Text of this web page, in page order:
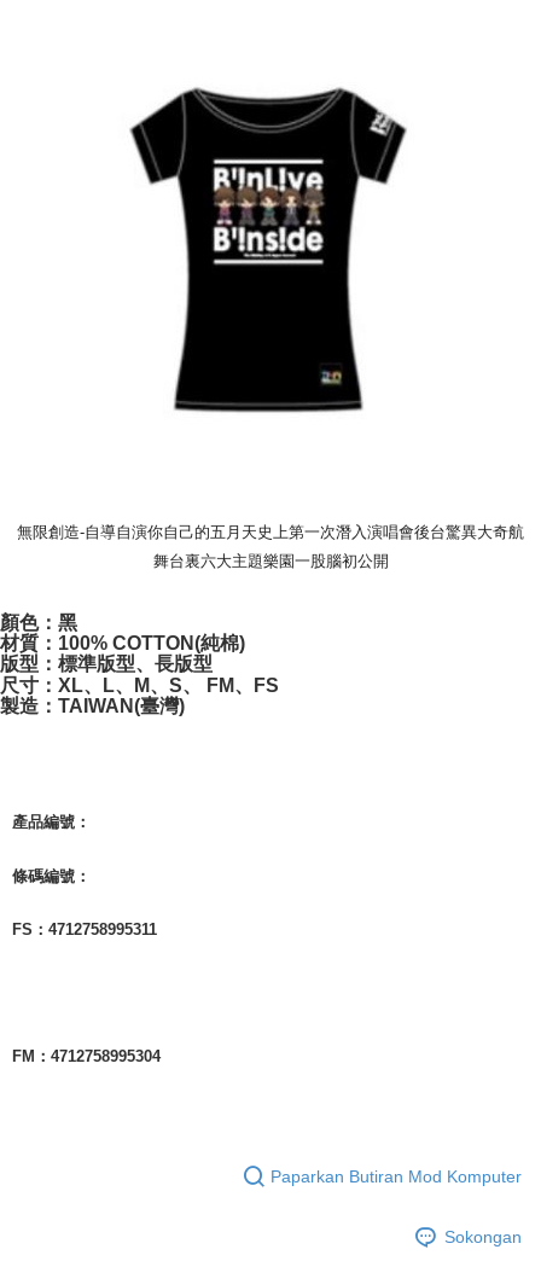
NT$65/pesanan | Penghantaran percuma untuk pesanan
NT$1,000 atau lebih
NT$65/pesanan | Penghantaran percuma untuk pesanan
NT$65/pesanan | Penghantaran percuma untuk pesanan
NT$1,000 atau lebih
無限創造-自導自演你自己的五月天史上第一次潛入演唱會後台驚異大奇航
舞台裏六大主題樂園一股腦初公開
顏色：黑
材質：100% COTTON(純棉)
版型：標準版型、長版型
尺寸：XL、L、M、S、 FM、FS
製造：TAIWAN(臺灣)
產品編號：
條碼編號：
FS：4712758995311
FM：4712758995304
Paparkan Butiran Mod Komputer
Sokongan